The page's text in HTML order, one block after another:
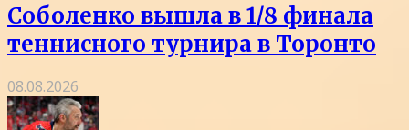
Соболенко вышла в 1/8 финала
теннисного турнира в Торонто
08.08.2026